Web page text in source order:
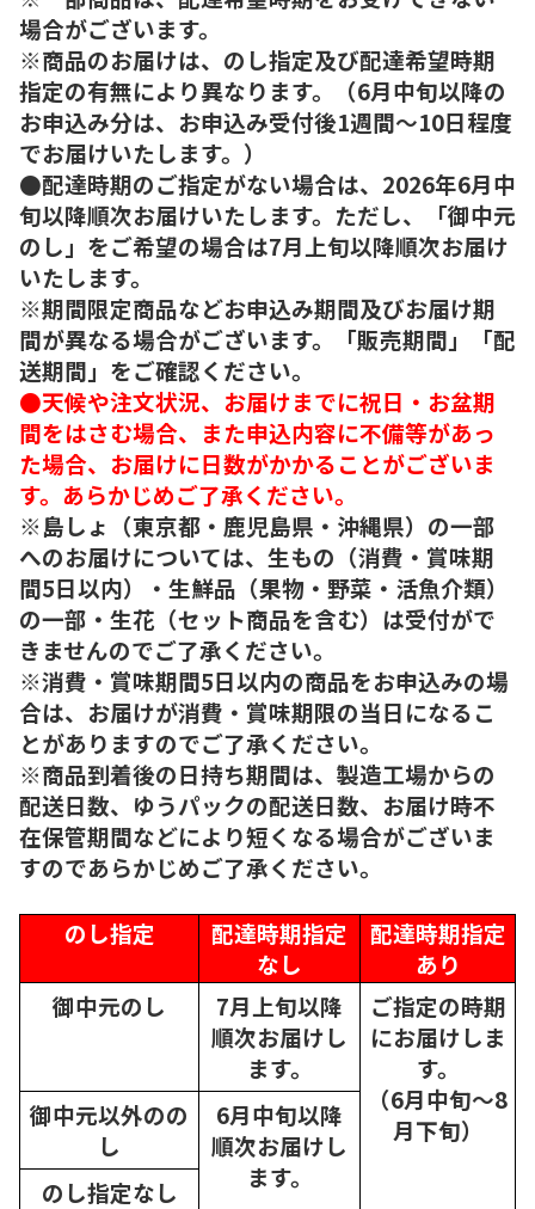
場合がございます。
※商品のお届けは、のし指定及び配達希望時期
指定の有無により異なります。（6月中旬以降の
お申込み分は、お申込み受付後1週間～10日程度
でお届けいたします。）
●配達時期のご指定がない場合は、2026年6月中
旬以降順次お届けいたします。ただし、「御中元
のし」をご希望の場合は7月上旬以降順次お届け
いたします。
※期間限定商品などお申込み期間及びお届け期
間が異なる場合がございます。「販売期間」「配
送期間」をご確認ください。
●天候や注文状況、お届けまでに祝日・お盆期
間をはさむ場合、また申込内容に不備等があっ
た場合、お届けに日数がかかることがございま
す。あらかじめご了承ください。
※島しょ（東京都・鹿児島県・沖縄県）の一部
へのお届けについては、生もの（消費・賞味期
間5日以内）・生鮮品（果物・野菜・活魚介類）
の一部・生花（セット商品を含む）は受付がで
きませんのでご了承ください。
※消費・賞味期間5日以内の商品をお申込みの場
合は、お届けが消費・賞味期限の当日になるこ
とがありますのでご了承ください。
※商品到着後の日持ち期間は、製造工場からの
配送日数、ゆうパックの配送日数、お届け時不
在保管期間などにより短くなる場合がございま
すのであらかじめご了承ください。
のし指定
配達時期指定
なし
配達時期指定
あり
御中元のし
7月上旬以降
順次お届けし
ます。
ご指定の時期
にお届けしま
す。
（6月中旬～8
月下旬）
御中元以外のの
し
6月中旬以降
順次お届けし
ます。
のし指定なし